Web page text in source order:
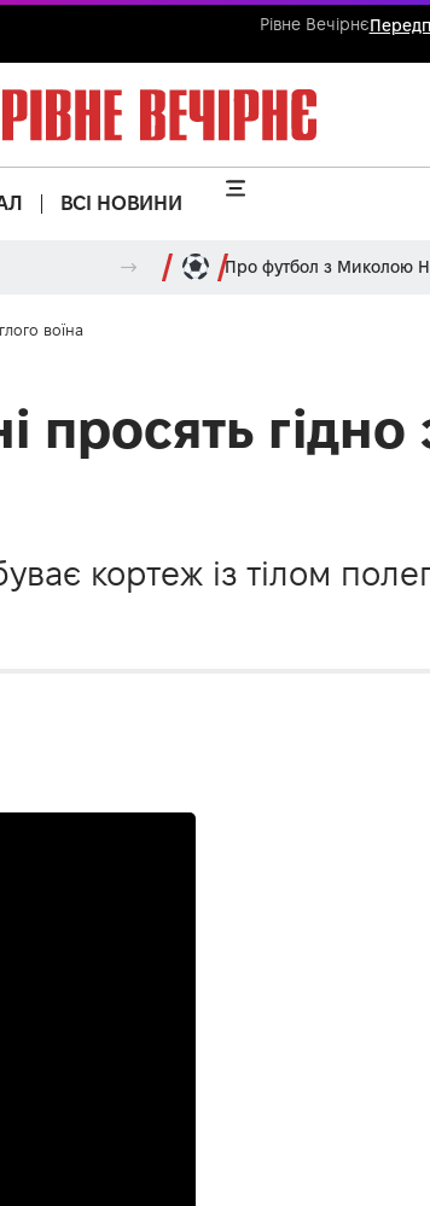
Рівне Вечірнє
ВСІ НОВИНИ
Про футбол з Миколою
воїна
гідно
кортеж із тілом